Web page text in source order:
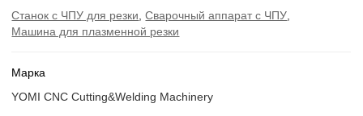
Станок с ЧПУ для резки,Сварочный аппарат с ЧПУ,
Машина для плазменной резки
Марка
YOMI CNC Cutting&Welding Machinery